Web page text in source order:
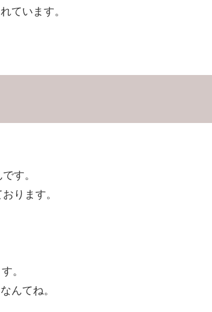
ています。
す。
ります。
。
んてね。